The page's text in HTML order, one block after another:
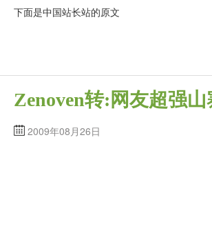
下面是中国站长站的原文
Zenoven转:网友超强
2009年08月26日